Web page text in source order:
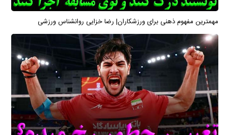
مهمترین مفهوم ذهنی برای ورزشکاران| رضا خزایی روانشناس ورزشی